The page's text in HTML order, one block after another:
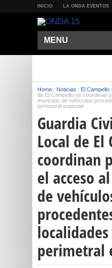
INICIO LA ONDA EVENTOS
MENU
Home / Noticias / El Campello /
de El Campello se coordinan
municipio de vehículos
perimetral especial
Guardia
Local de El
coordinan
el acceso
de
perimetral